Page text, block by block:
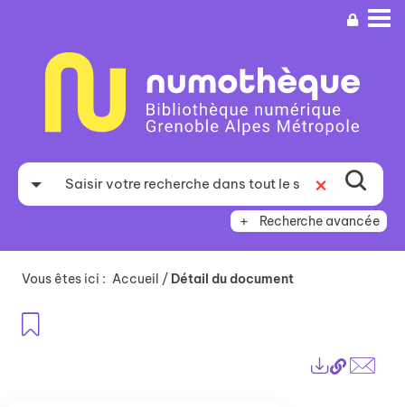
recherche
Recherche avancée
Vous êtes ici : Accueil / Détail du document
Lien